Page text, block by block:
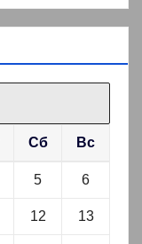
Сб Вс
5 6
12 13